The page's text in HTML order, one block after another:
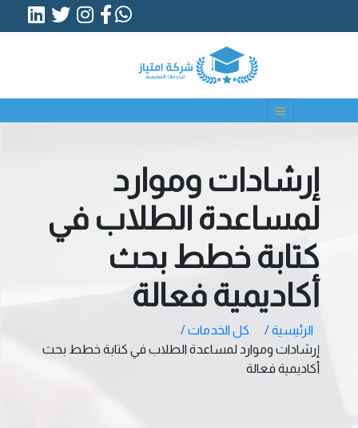
إرشادات وموارد
لمساعدة الطلاب في
كتابة خطط بحث
أكاديمية فعالة
الرئيسية /
كل الخدمات /
إرشادات وموارد لمساعدة الطلاب في كتابة خطط بحث
أكاديمية فعالة